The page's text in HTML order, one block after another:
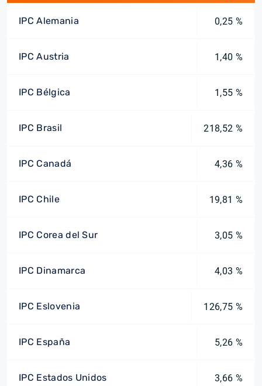
IPC Alemania 0,25 %
IPC Austria 1,40 %
IPC Bélgica 1,55 %
IPC Brasil 218,52 %
IPC Canadá 4,36 %
IPC Chile 19,81 %
IPC Corea del Sur 3,05 %
IPC Dinamarca 4,03 %
IPC Eslovenia 126,75 %
IPC España 5,26 %
IPC Estados Unidos 3,66 %